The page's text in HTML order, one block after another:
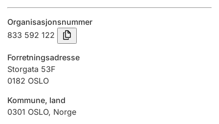
Innsending og forseinkingsgebyr
Tinglysing
Jeger
Organisasjonsnummer
833 592 122
Forretningsadresse
Storgata 53F
0182 OSLO
Kommune, land
0301 OSLO, Norge